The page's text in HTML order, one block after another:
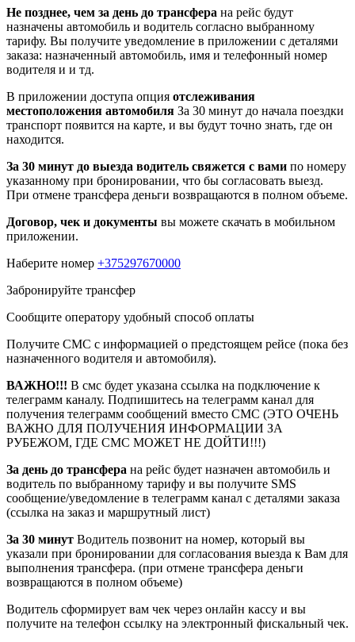
Не позднее, чем за день до трансфера на рейс будут
назначены автомобиль и водитель согласно выбранному
тарифу. Вы получите уведомление в приложении c деталями
заказа: назначенный автомобиль, имя и телефонный номер
водителя и и тд.
В приложении доступа опция отслеживания
местоположения автомобиля За 30 минут до начала поездки
транспорт появится на карте, и вы будут точно знать, где он
находится.
За 30 минут до выезда водитель свяжется с вами по номеру
указанному при бронировании, что бы согласовать выезд.
При отмене трансфера деньги возвращаются в полном объеме.
Договор, чек и документы вы можете скачать в мобильном
приложении.
Наберите номер +375297670000
Забронируйте трансфер
Сообщите оператору удобный способ оплаты
Получите СМС с информацией о предстоящем рейсе (пока без
назначенного водителя и автомобиля).
ВАЖНО!!! В смс будет указана ссылка на подключение к
телеграмм каналу. Подпишитесь на телеграмм канал для
получения телеграмм сообщений вместо СМС (ЭТО ОЧЕНЬ
ВАЖНО ДЛЯ ПОЛУЧЕНИЯ ИНФОРМАЦИИ ЗА
РУБЕЖОМ, ГДЕ СМС МОЖЕТ НЕ ДОЙТИ!!!)
За день до трансфера на рейс будет назначен автомобиль и
водитель по выбранному тарифу и вы получите SMS
сообщение/уведомление в телеграмм канал с деталями заказа
(ссылка на заказ и маршрутный лист)
За 30 минут Водитель позвонит на номер, который вы
указали при бронировании для согласования выезда к Вам для
выполнения трансфера. (при отмене трансфера деньги
возвращаются в полном объеме)
Водитель сформирует вам чек через онлайн кассу и вы
получите на телефон ссылку на электронный фискальный чек.